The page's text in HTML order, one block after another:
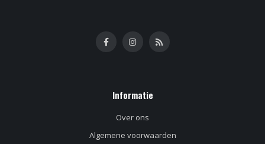
Informatie
Over ons
Algemene voorwaarden